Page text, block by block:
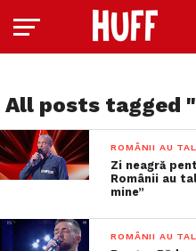
All posts tagged
ROMÂNII AU
Zi neagră
Românii au
mine”
ROMÂNII AU